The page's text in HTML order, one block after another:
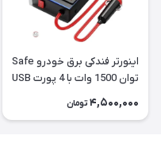
اینورتر فندکی برق خودرو Safe
توان 1500 وات با 4 پورت USB
4,500,000 تومان